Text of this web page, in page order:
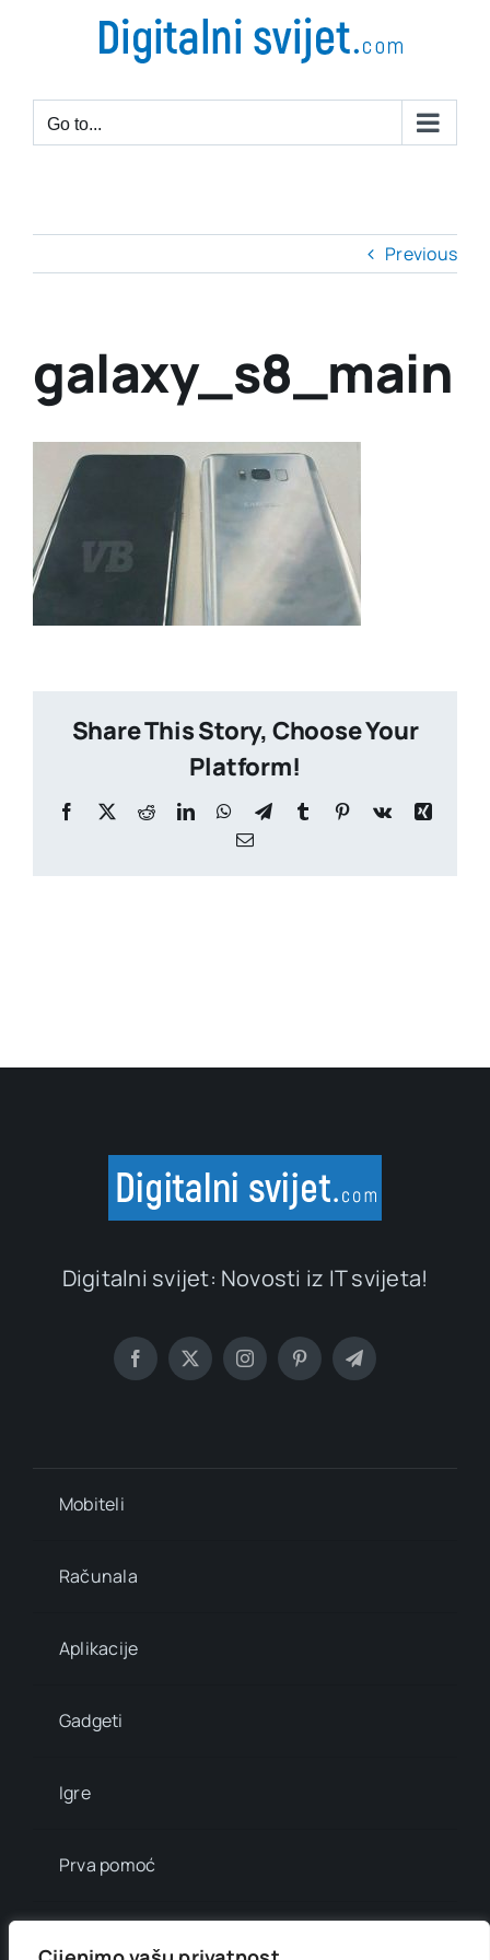
Go to...
Previous
galaxy_s8_main
Share This Story, Choose Your
Platform!
Facebook
X RedditLinkedInWhatsApp
TelegramTumblr Pinterest
Vk
Xing
Email
Digitalni svijet: Novosti iz IT svijeta!
Mobiteli
Računala
Aplikacije
Gadgeti
Igre
Prva pomoć